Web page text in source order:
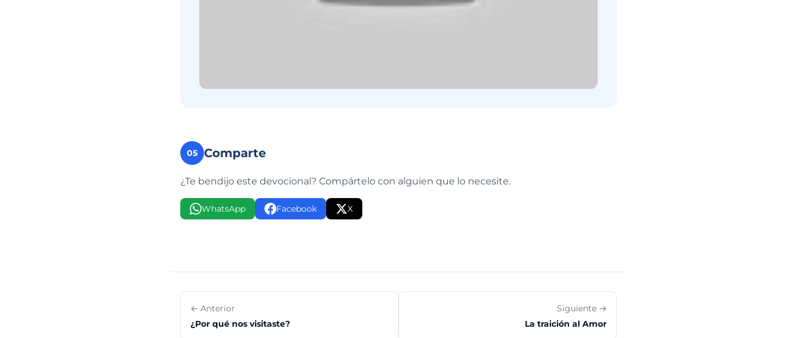
05 Comparte
¿Te bendijo este devocional? Compártelo con alguien que lo necesite.
WhatsApp Facebook X
← Anterior
¿Por qué nos visitaste?
Siguiente →
La traición al Amor